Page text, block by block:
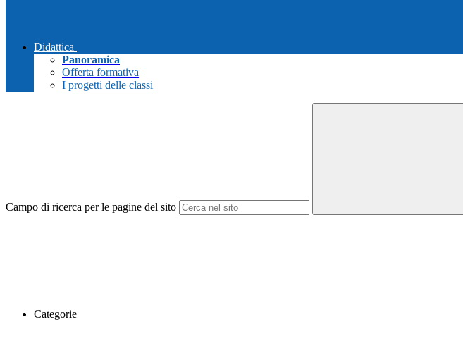
Didattica
Panoramica
Offerta formativa
I progetti delle classi
Campo di ricerca per le pagine del sito
Categorie